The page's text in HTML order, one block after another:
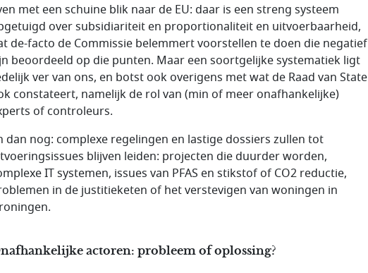
met een schuine blik naar de EU: daar is een streng systeem
over subsidiariteit en proportionaliteit en uitvoerbaarheid,
de-facto de Commissie belemmert voorstellen te doen die negatief
beoordeeld op die punten. Maar een soortgelijke systematiek ligt
ver van ons, en botst ook overigens met wat de Raad van State
constateert, namelijk de rol van (min of meer onafhankelijke)
of controleurs.
dan nog: complexe regelingen en lastige dossiers zullen tot
blijven leiden: projecten die duurder worden,
IT systemen, issues van PFAS en stikstof of CO2 reductie,
in de justitieketen of het verstevigen van woningen in
actoren: probleem of oplossing?